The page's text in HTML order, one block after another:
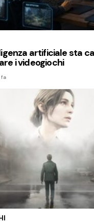
artificiale sta
i videogiochi
fa